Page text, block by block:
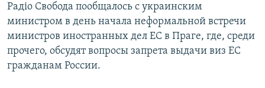
Радіо Свобода пообщалось с украинским
министром в день начала неформальной встречи
министров иностранных дел ЕС в Праге, где, среди
прочего, обсудят вопросы запрета выдачи виз ЕС
гражданам России.